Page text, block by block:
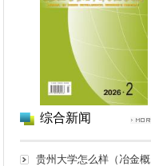
综合新闻
贵州大学怎么样（冶金概